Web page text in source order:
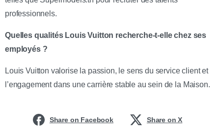
professionnels.
Quelles qualités Louis Vuitton recherche-t-elle chez ses
employés ?
Louis Vuitton valorise la passion, le sens du service client et
l’engagement dans une carrière stable au sein de la Maison.
Share on Facebook Share on X